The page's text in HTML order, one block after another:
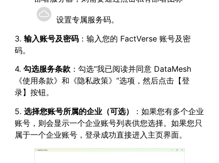
设置专属服务码。
3. 输入账号及密码 ：输入您的 FactVerse 账号及密
码。
4. 勾选服务条款 ：勾选“我已阅读并同意 DataMesh
《使用条款》和《隐私政策》”选项，然后点击【登
录】按钮。
5. 选择您账号所属的企业（可选）
：如果您有多个企业
账号，则会显示一个企业账号列表供您选择。如果您只
属于一个企业账号，登录成功直接进入主页界面。